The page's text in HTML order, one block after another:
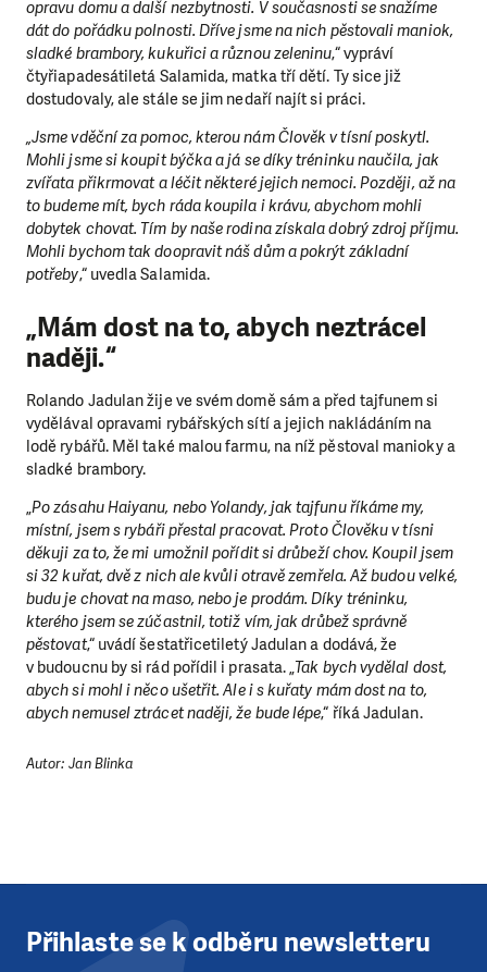
opravu domu a další nezbytnosti. V současnosti se snažíme
dát do pořádku polnosti. Dříve jsme na nich pěstovali maniok,
sladké brambory, kukuřici a různou zeleninu,“ vypráví
čtyřiapadesátiletá Salamida, matka tří dětí. Ty sice již
dostudovaly, ale stále se jim nedaří najít si práci.
„Jsme vděční za pomoc, kterou nám Člověk v tísní poskytl.
Mohli jsme si koupit býčka a já se díky tréninku naučila, jak
zvířata přikrmovat a léčit některé jejich nemoci. Později, až na
to budeme mít, bych ráda koupila i krávu, abychom mohli
dobytek chovat. Tím by naše rodina získala dobrý zdroj příjmu.
Mohli bychom tak doopravit náš dům a pokrýt základní
potřeby,“ uvedla Salamida.
„Mám dost na to, abych neztrácel
naději.“
Rolando Jadulan žije ve svém domě sám a před tajfunem si
vydělával opravami rybářských sítí a jejich nakládáním na
lodě rybářů. Měl také malou farmu, na níž pěstoval manioky a
sladké brambory.
„Po zásahu Haiyanu, nebo Yolandy, jak tajfunu říkáme my,
místní, jsem s rybáři přestal pracovat. Proto Člověku v tísni
děkuji za to, že mi umožnil pořídit si drůbeží chov. Koupil jsem
si 32 kuřat, dvě z nich ale kvůli otravě zemřela. Až budou velké,
budu je chovat na maso, nebo je prodám. Díky tréninku,
kterého jsem se zúčastnil, totiž vím, jak drůbež správně
pěstovat,“ uvádí šestatřicetiletý Jadulan a dodává, že
v budoucnu by si rád pořídil i prasata. „Tak bych vydělal dost,
abych si mohl i něco ušetřit. Ale i s kuřaty mám dost na to,
abych nemusel ztrácet naději, že bude lépe,“ říká Jadulan.
Autor: Jan Blinka
LÍBÍ SE VÁM, CO DĚLÁME?
PODPOŘTE NÁS!
podpory. Ať už se nám rozhodnete pomoci jedním darem nebo
stanete pravidelným dárcem Klubu přátel, Vaše dary nám
DAROVAT DAROVAT PRAVIDELNĚ
Přihlaste se k odběru newsletteru